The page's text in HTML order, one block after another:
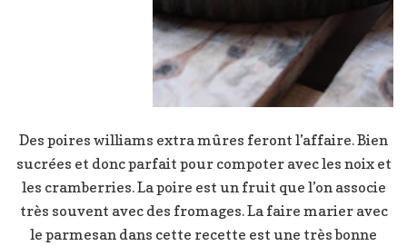
Des poires williams extra mûres feront l’affaire. Bien
sucrées et donc parfait pour compoter avec les noix et
les cramberries. La poire est un fruit que l’on associe
très souvent avec des fromages. La faire marier avec
le parmesan dans cette recette est une très bonne